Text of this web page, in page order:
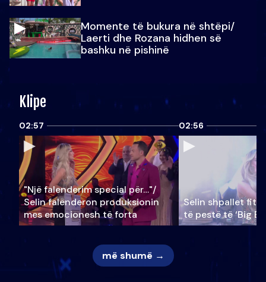
Momente të bukura në shtëpi/
Laerti dhe Rozana hidhen së
bashku në pishinë
Klipe
02:57
"Një falenderim special për…"/
Selin falënderon produksionin
mes emocionesh të forta
02:56
Selin shpallet
të pestë të ‘Big
më shumë →